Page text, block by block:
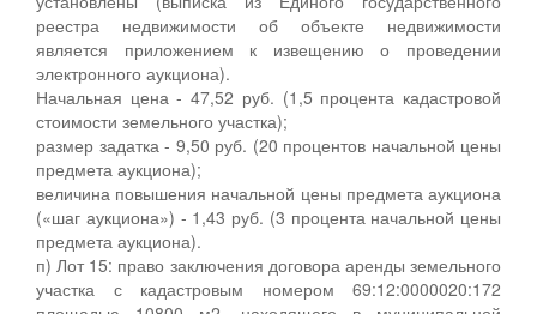
реестра недвижимости об объекте недвижимости
является приложением к извещению о проведении
электронного аукциона).
Начальная цена - 47,52 руб. (1,5 процента кадастровой
стоимости земельного участка);
размер задатка - 9,50 руб. (20 процентов начальной цены
предмета аукциона);
величина повышения начальной цены предмета аукциона
(«шаг аукциона») - 1,43 руб. (3 процента начальной цены
предмета аукциона).
п) Лот 15: право заключения договора аренды земельного
участка с кадастровым номером 69:12:0000020:172